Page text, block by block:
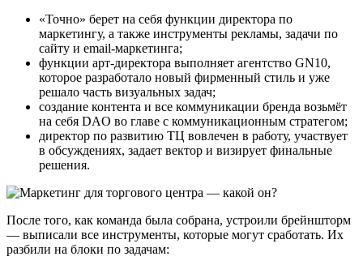
«Точно» берет на себя функции директора по
маркетингу, а также инструменты рекламы, задачи по
сайту и email-маркетинга;
функции арт-директора выполняет агентство GN10,
которое разработало новый фирменный стиль и уже
решало часть визуальных задач;
создание контента и все коммуникации бренда возьмёт
на себя DAO во главе с коммуникационным стратегом;
директор по развитию ТЦ вовлечен в работу, участвует
в обсуждениях, задает вектор и визирует финальные
решения.
После того, как команда была собрана, устроили брейншторм
— выписали все инструменты, которые могут сработать. Их
разбили на блоки по задачам: